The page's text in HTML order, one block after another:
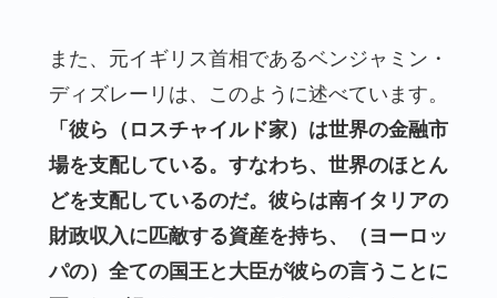
また、元イギリス首相であるベンジャミン・
ディズレーリは、このように述べています。
「彼ら（ロスチャイルド家）は世界の金融市
場を支配している。すなわち、世界のほとん
どを支配しているのだ。彼らは南イタリアの
財政収入に匹敵する資産を持ち、（ヨーロッ
パの）全ての国王と大臣が彼らの言うことに